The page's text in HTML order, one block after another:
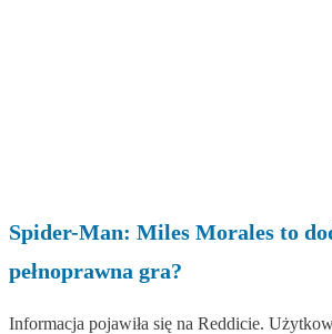
Spider-Man: Miles Morales to
pełnoprawna gra?
Informacja pojawiła się na Reddicie.